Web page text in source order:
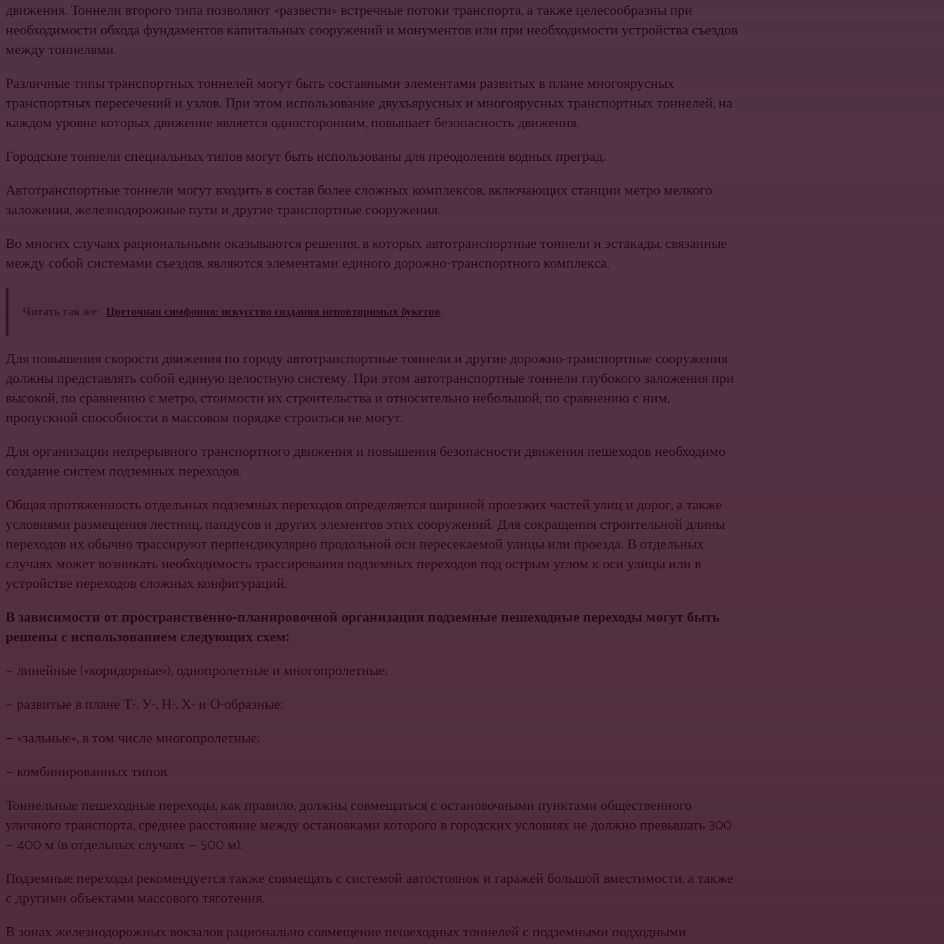
движения. Тоннели второго типа позволяют «развести» встречные потоки транспорта, а также целесообразны при
необходимости обхода фундаментов капитальных сооружений и монументов или при необходимости устройства съездов
между тоннелями.
Различные типы транспортных тоннелей могут быть составными элементами развитых в плане многоярусных
транспортных пересечений и узлов. При этом использование двухъярусных и многоярусных транспортных тоннелей, на
каждом уровне которых движение является односторонним, повышает безопасность движения.
Городские тоннели специальных типов могут быть использованы для преодоления водных преград.
Автотранспортные тоннели могут входить в состав более сложных комплексов, включающих станции метро мелкого
заложения, железнодорожные пути и другие транспортные сооружения.
Во многих случаях рациональными оказываются решения, в которых автотранспортные тоннели и эстакады, связанные
между собой системами съездов, являются элементами единого дорожно-транспортного комплекса.
Читать так же: Цветочная симфония: искусство создания неповторимых букетов
Для повышения скорости движения по городу автотранспортные тоннели и другие дорожно-транспортные сооружения
должны представлять собой единую целостную систему. При этом автотранспортные тоннели глубокого заложения при
высокой, по сравнению с метро, стоимости их строительства и относительно небольшой, по сравнению с ним,
пропускной способности в массовом порядке строиться не могут.
Для организации непрерывного транспортного движения и повышения безопасности движения пешеходов необходимо
создание систем подземных переходов.
Общая протяженность отдельных подземных переходов определяется шириной проезжих частей улиц и дорог, а также
условиями размещения лестниц, пандусов и других элементов этих сооружений. Для сокращения строительной длины
переходов их обычно трассируют перпендикулярно продольной оси пересекаемой улицы или проезда. В отдельных
случаях может возникать необходимость трассирования подземных переходов под острым углом к оси улицы или в
устройстве переходов сложных конфигураций.
В зависимости от пространственно-планировочной организации подземные пешеходные переходы могут быть
решены с использованием следующих схем:
— линейные («коридорные»), однопролетные и многопролетные;
— развитые в плане Т-, У-, Н-, Х- и О-образные;
— «зальные», в том числе многопролетные;
— комбинированных типов.
Тоннельные пешеходные переходы, как правило, должны совмещаться с остановочными пунктами общественного
уличного транспорта, среднее расстояние между остановками которого в городских условиях не должно превышать 300
— 400 м (в отдельных случаях — 500 м).
Подземные переходы рекомендуется также совмещать с системой автостоянок и гаражей большой вместимости, а также
с другими объектами массового тяготения.
В зонах железнодорожных вокзалов рационально совмещение пешеходных тоннелей с подземными подходными